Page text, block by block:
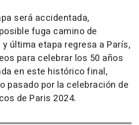
será accidentada,
fuga camino de
y última etapa regresa a París,
para celebrar los 50 años
en este histórico final,
pasado por la celebración de
de Paris 2024.